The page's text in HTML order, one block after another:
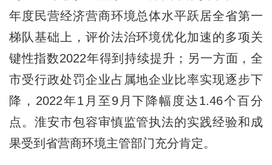
年度民营经济营商环境总体水平跃居全省第一
梯队基础上，评价法治环境优化加速的多项关
键性指数2022年得到持续提升；另一方面，全
市受行政处罚企业占属地企业比率实现逐步下
降，2022年1月至9月下降幅度达1.46个百分
点。淮安市包容审慎监管执法的实践经验和成
果受到省营商环境主管部门充分肯定。